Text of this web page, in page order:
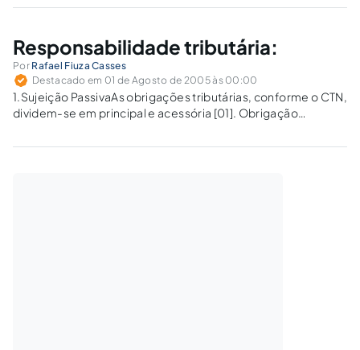
princípio, combinado com a sistemática kelseniana de nosso
Responsabilidade tributária:
Por Rafael Fiuza Casses
Destacado em 01 de Agosto de 2005 às 00:00
1.Sujeição PassivaAs obrigações tributárias, conforme o CTN,
dividem-se em principal e acessória [01]. Obrigação
incidência da regra-matriz de determinado tributo, bem